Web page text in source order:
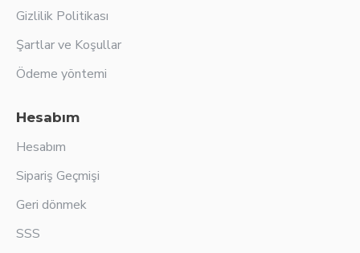
Gizlilik Politikası
Şartlar ve Koşullar
Ödeme yöntemi
Hesabım
Hesabım
Sipariş Geçmişi
Geri dönmek
SSS